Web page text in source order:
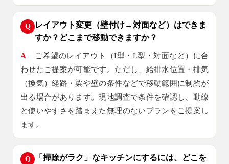
Q
レイアウト変更（壁付け→対面など）はできま
すか？どこまで移動できますか？
A
ご希望のレイアウト（I型・L型・対面など）に合
わせたご提案が可能です。ただし、給排水位置・排気
（換気）経路・梁や壁の条件などで移動範囲に制約が
出る場合があります。現地調査で条件を確認し、動線
と使いやすさを踏まえた無理のないプランをご提案し
ます。
Q
「掃除がラク」なキッチンにするには、どこを